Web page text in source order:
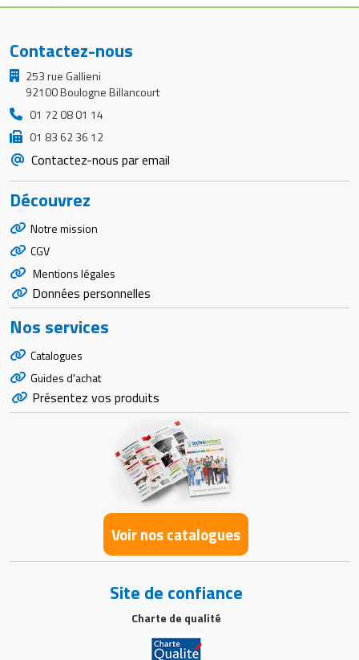
Contactez-nous
253 rue Gallieni
92100 Boulogne Billancourt
01 72 08 01 14
01 83 62 36 12
Contactez-nous par email
Découvrez
Notre mission
CGV
Mentions légales
Données personnelles
Nos services
Catalogues
Guides d'achat
Présentez vos produits
Voir nos catalogues
Site de confiance
Charte de qualité